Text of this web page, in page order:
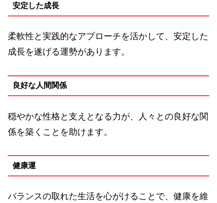
安定した成長
柔軟性と実践的なアプローチを活かして、安定した
成長を遂げる運勢があります。
良好な人間関係
穏やかな性格と支えとなる力が、人々との良好な関
係を築くことを助けます。
健康運
バランスの取れた生活を心がけることで、健康を維